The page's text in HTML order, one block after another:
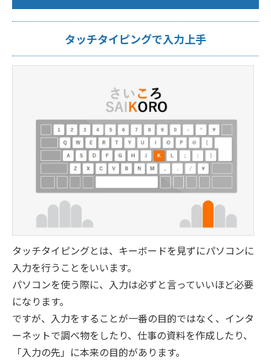
タッチタイピングで入力上手
タッチタイピングとは、キーボードを見ずにパソコンに
入力を行うことをいいます。
パソコンを使う際に、入力は必ずと言っていいほど必要
になります。
ですが、入力をすることが一番の目的ではなく、インタ
ーネットで調べ物をしたり、仕事の資料を作成したり、
「入力の先」に本来の目的があります。